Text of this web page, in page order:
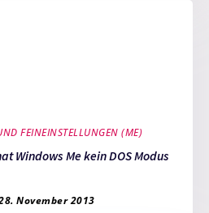
FEINEINSTELLUNGEN (ME)
Windows Me kein DOS Modus
November 2013